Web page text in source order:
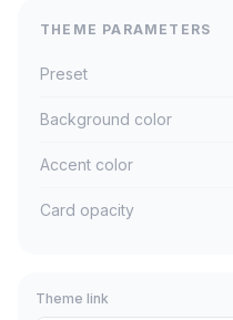
THEME PARAMETERS
Preset
Background color
Accent color
Card opacity
Theme link